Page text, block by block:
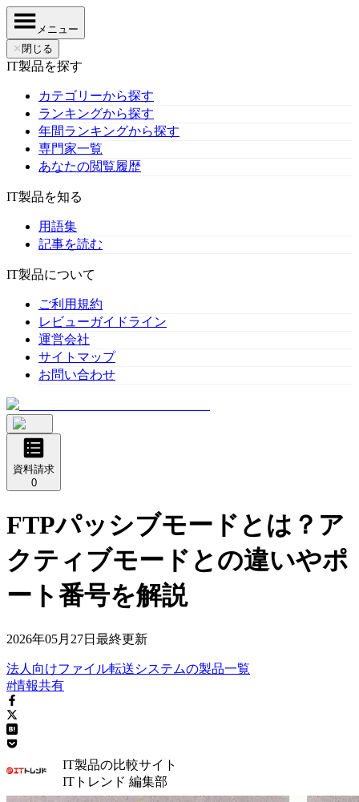
メニュー
✕ 閉じる
IT製品を探す
カテゴリーから探す
ランキングから探す
年間ランキングから探す
専門家一覧
あなたの閲覧履歴
IT製品を知る
用語集
記事を読む
IT製品について
ご利用規約
レビューガイドライン
運営会社
サイトマップ
お問い合わせ
資料請求
0
FTPパッシブモードとは？ア
クティブモードとの違いやポ
ート番号を解説
2026年05月27日 最終更新
法人向けファイル転送システムの製品一覧
#情報共有
IT製品の比較サイト
ITトレンド 編集部